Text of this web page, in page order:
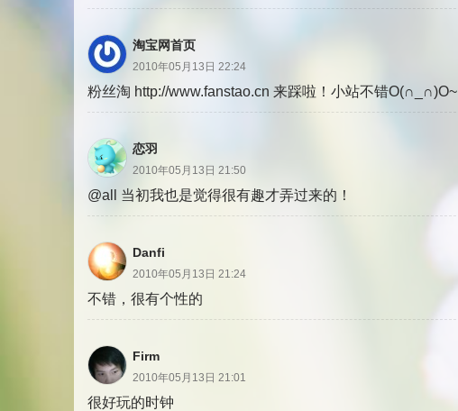
淘宝网首页
2010年05月13日 22:24
粉丝淘 http://www.fanstao.cn 来踩啦！小站不错O(∩_∩)O~
恋羽
2010年05月13日 21:50
@all 当初我也是觉得很有趣才弄过来的！
Danfi
2010年05月13日 21:24
不错，很有个性的
Firm
2010年05月13日 21:01
很好玩的时钟